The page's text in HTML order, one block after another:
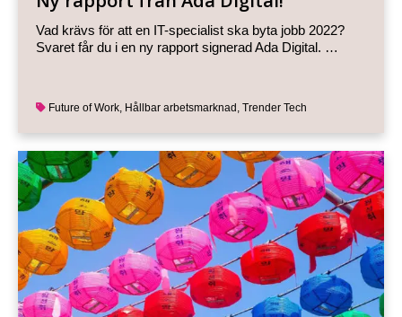
Vad krävs för att en IT-specialist ska byta jobb 2022?
Svaret får du i en ny rapport signerad Ada Digital. …
Future of Work, Hållbar arbetsmarknad , Trender Tech